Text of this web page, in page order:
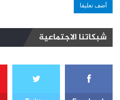
شبكاتنا الاجتماعية